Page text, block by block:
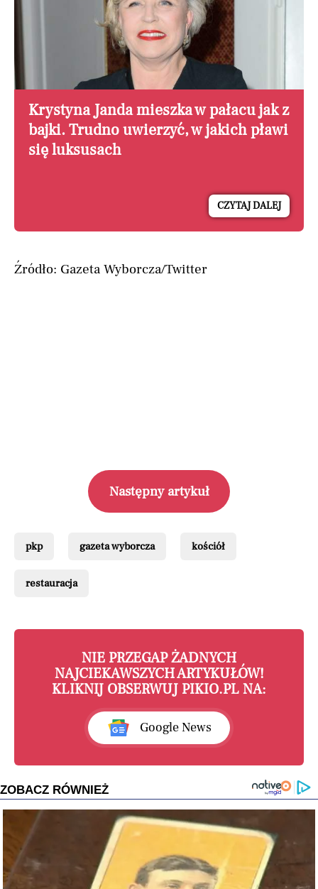
Krystyna Janda mieszka w pałacu jak z
bajki. Trudno uwierzyć, w jakich pławi
się luksusach
CZYTAJ DALEJ
Źródło: Gazeta Wyborcza/Twitter
Następny artykuł
pkp gazeta wyborcza kościół
restauracja
NIE PRZEGAP ŻADNYCH
NAJCIEKAWSZYCH ARTYKUŁÓW!
KLIKNIJ OBSERWUJ PIKIO.PL NA:
Google News
ZOBACZ RÓWNIEŻ